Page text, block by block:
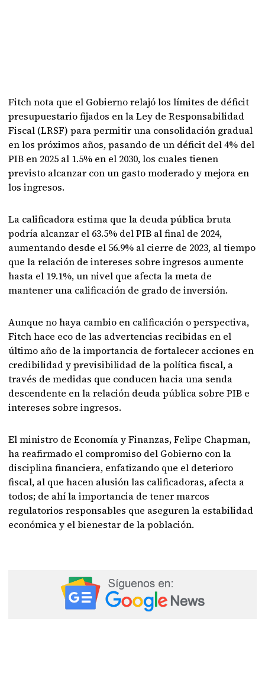
Fitch nota que el Gobierno relajó los límites de déficit
presupuestario fijados en la Ley de Responsabilidad
Fiscal (LRSF) para permitir una consolidación gradual
en los próximos años, pasando de un déficit del 4% del
PIB en 2025 al 1.5% en el 2030, los cuales tienen
previsto alcanzar con un gasto moderado y mejora en
los ingresos.
La calificadora estima que la deuda pública bruta
podría alcanzar el 63.5% del PIB al final de 2024,
aumentando desde el 56.9% al cierre de 2023, al tiempo
que la relación de intereses sobre ingresos aumente
hasta el 19.1%, un nivel que afecta la meta de
mantener una calificación de grado de inversión.
Aunque no haya cambio en calificación o perspectiva,
Fitch hace eco de las advertencias recibidas en el
último año de la importancia de fortalecer acciones en
credibilidad y previsibilidad de la política fiscal, a
través de medidas que conducen hacia una senda
descendente en la relación deuda pública sobre PIB e
intereses sobre ingresos.
El ministro de Economía y Finanzas, Felipe Chapman,
ha reafirmado el compromiso del Gobierno con la
disciplina financiera, enfatizando que el deterioro
fiscal, al que hacen alusión las calificadoras, afecta a
todos; de ahí la importancia de tener marcos
regulatorios responsables que aseguren la estabilidad
económica y el bienestar de la población.